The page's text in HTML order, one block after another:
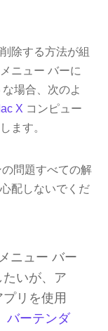
除する方法が組
ニュー バーに
場合、次のよ
X コンピュー
ます。
問題すべての解
配しないでくだ
ニュー バー
いが、ア
リを使用
バーテンダ